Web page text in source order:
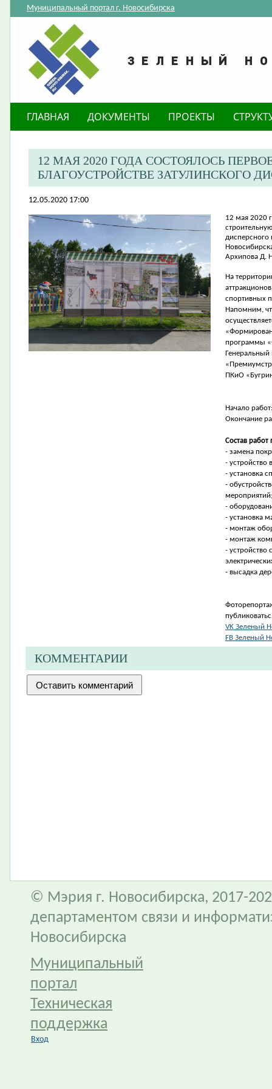
Муниципальный портал г. Новосибирска
ГЛАВНАЯ ДОКУМЕНТЫ ПРОЕКТЫ
12 МАЯ 2020 ГОДА СОСТОЯЛОСЬ
БЛАГОУСТРОЙСТВЕ ЗАТУЛИНСКОГО
12.05.2020 17:00
12 мая 2020
дисперсного
Архипова Д.
На
спортивных
Напомним,
программы
Генеральный
ПКиО
Начало
Окончание
Состав работ
- замена
-
- установка
-
-
- установка
- монтаж
- монтаж
- устройство
- высадка
VK Зеленый
FB Зеленый
КОММЕНТАРИИ
© Мэрия г. Новосибирска, 2017-
департаментом связи и
Новосибирска
Муниципальный
портал
Техническая
поддержка
Вход